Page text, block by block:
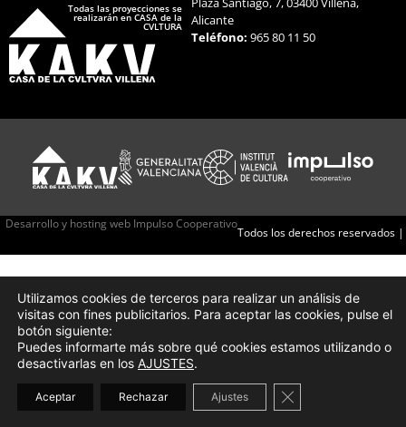
Todas las proyecciones se
realizarán en CASA de la
CVLTURA
Alicante
Teléfono:965 80 11 50
Todos los derechos reservados |
Desarrollo y hosting web Impulso Cooperativo
Utilizamos cookies de terceros para realizar un análisis de
visitas con fines publicitarios. Para aceptar las cookies, pulse el
botón siguiente:
Puedes informarte más sobre qué cookies estamos utilizando o
desactivarlas en los AJUSTES.
Aceptar Rechazar Ajustes Cerrar el banner de